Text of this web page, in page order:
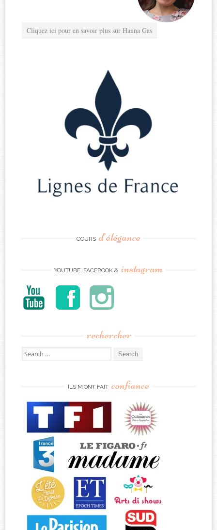
Cliquez ici pour en savoir plus sur Hanna Gas
COURS d’élégance
YOUTUBE, FACEBOOK & instagram
rechercher
Search
for:
ILS M’ONT FAIT confiance